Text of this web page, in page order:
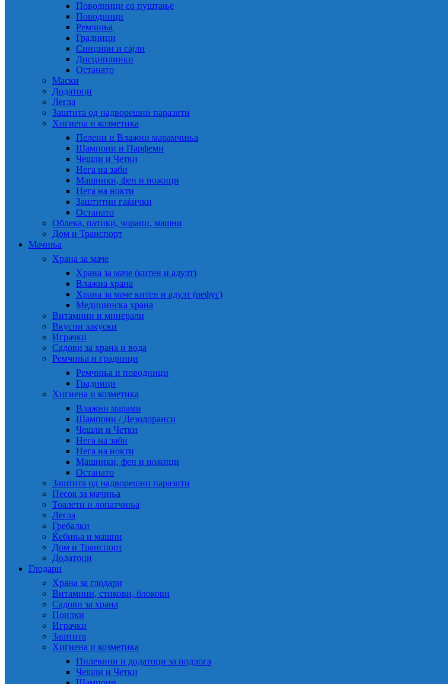
Поводници со пуштање
Поводници
Ремчиња
Градници
Синџири и сајли
Дисциплинки
Останато
Маски
Додатоци
Легла
Заштита од надворешни паразити
Хигиена и козметика
Пелени и Влажни марамчиња
Шампони и Парфеми
Чешли и Четки
Нега на заби
Машинки, фен и ножици
Нега на нокти
Заштитни гаќички
Останато
Облека, патики, чорапи, машни
Дом и Транспорт
Мачиња
Храна за маче
Храна за маче (китен и адулт)
Влажна храна
Храна за маче китен и адулт (рефус)
Медицинска храна
Витамини и минерали
Вкусни закуски
Играчки
Садови за храна и вода
Ремчиња и градници
Ремчиња и поводници
Градници
Хигиена и козметика
Влажни марами
Шампони / Дезодоранси
Чешли и Четки
Нега на заби
Нега на нокти
Машинки, фен и ножици
Останато
Заштита од надворешни паразити
Песок за мачиња
Тоалети и лопатчиња
Легла
Гребалки
Ќебиња и машни
Дом и Транспорт
Додатоци
Глодари
Храна за глодари
Витамини, стикови, блокови
Садови за храна
Поилки
Играчки
Заштита
Хигиена и козметика
Пилевини и додатоци за подлога
Чешли и Четки